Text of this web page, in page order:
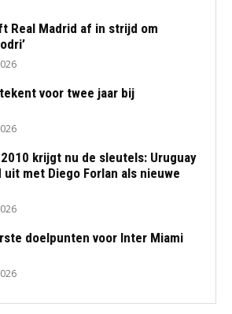
Real Madrid af in strijd om
voor twee jaar bij
2010 krijgt nu de sleutels: Uruguay
uit met Diego Forlan als nieuwe
doelpunten voor Inter Miami